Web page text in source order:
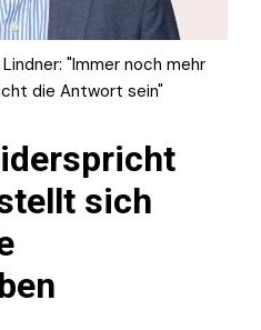
"Immer noch mehr
die Antwort sein"
sich